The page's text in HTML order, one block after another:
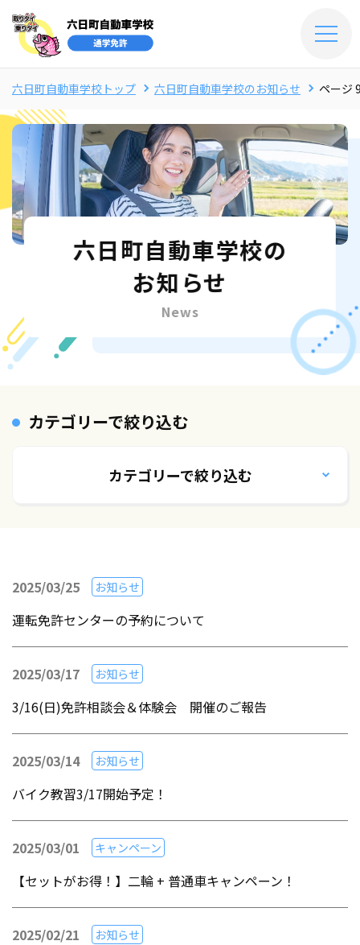
六日町自動車学校の
お知らせ
News
六日町自動車学校トップ 六日町自動車学校のお知らせ ページ
カテゴリーで絞り込む
カテゴリーで絞り込む
2025/03/25 お知らせ
運転免許センターの予約について
2025/03/17 お知らせ
3/16(日)免許相談会＆体験会 開催のご報告
2025/03/14 お知らせ
バイク教習3/17開始予定！
2025/03/01 キャンペーン
【セットがお得！】二輪 + 普通車キャンペーン！
2025/02/21 お知らせ